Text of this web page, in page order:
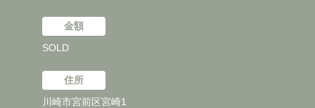
金額
SOLD
住所
川崎市宮前区宮崎1